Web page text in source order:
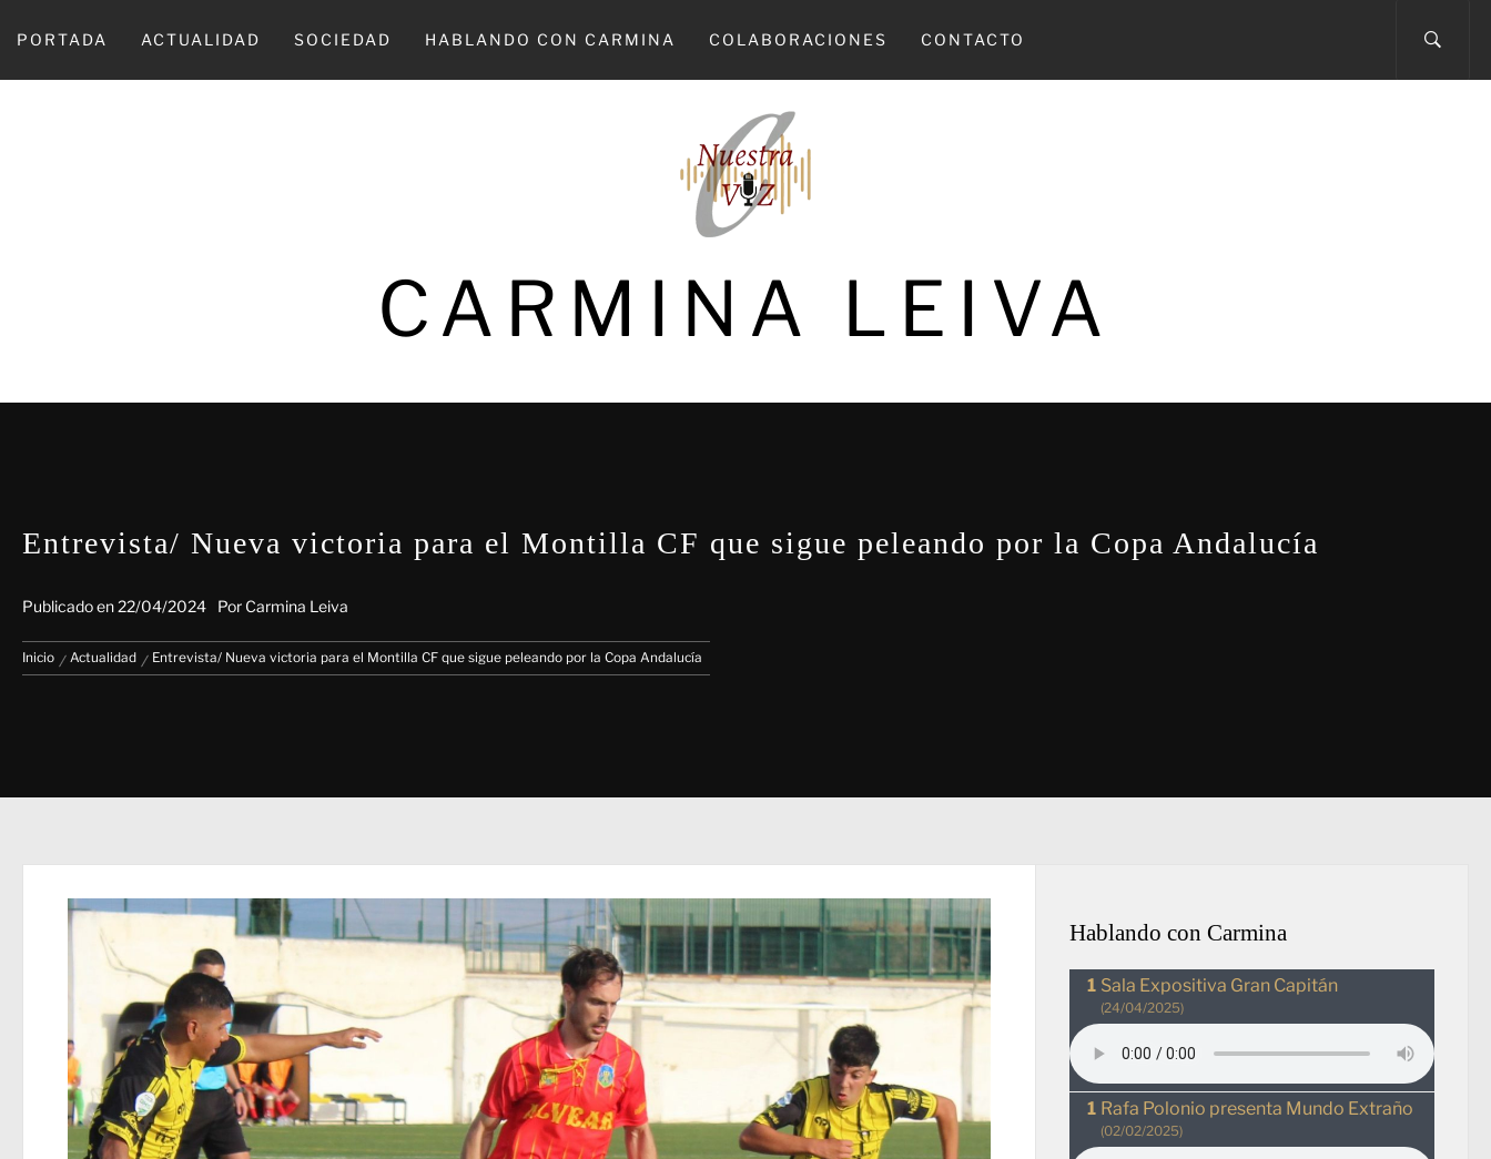
PORTADA ACTUALIDAD SOCIEDAD HABLANDO CON CARMINA COLABORACIONES CONTACTO
CARMINA LEIVA
Entrevista/ Nueva victoria para el Montilla CF que sigue peleando por la Copa Andalucía
Publicado en22/04/2024 Por Carmina Leiva
Inicio Actualidad Entrevista/ Nueva victoria para el Montilla CF que sigue peleando por la Copa Andalucía
Hablando con Carmina
Sala Expositiva Gran Capitán
(24/04/2025)
Rafa Polonio presenta Mundo Extraño
(02/02/2025)